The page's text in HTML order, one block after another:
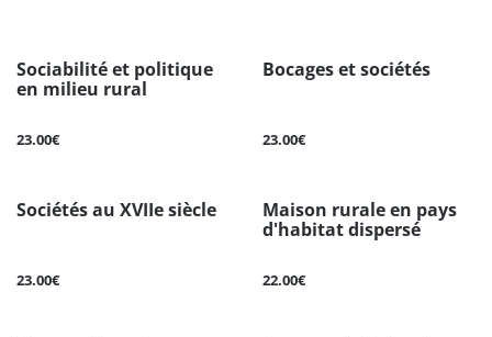
Sociabilité et politique
en milieu rural
23.00€
Bocages et sociétés
23.00€
Sociétés au XVIIe siècle
23.00€
Maison rurale en pays
d'habitat dispersé
22.00€